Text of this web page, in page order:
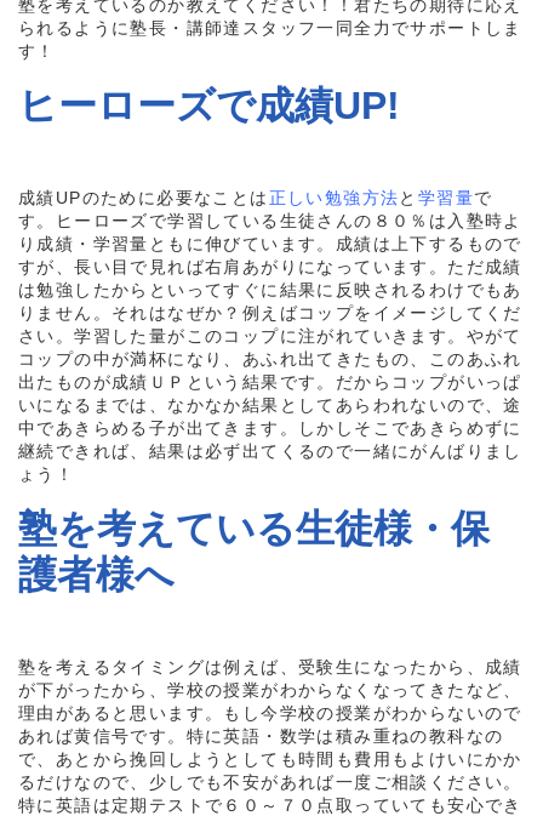
塾を考えているのか教えてください！！君たちの期待に応え
られるように塾長・講師達スタッフ一同全力でサポートしま
す！
ヒーローズで成績UP!
成績UPのために必要なことは正しい勉強方法と 学習量で
す。ヒーローズで学習している生徒さんの８０％は入塾時よ
り成績・学習量ともに伸びています。成績は上下するもので
すが、長い目で見れば右肩あがりになっています。ただ成績
は勉強したからといってすぐに結果に反映されるわけでもあ
りません。それはなぜか？例えばコップをイメージしてくだ
さい。学習した量がこのコップに注がれていきます。やがて
コップの中が満杯になり、あふれ出てきたもの、このあふれ
出たものが成績ＵＰという結果です。だからコップがいっぱ
いになるまでは、なかなか結果としてあらわれないので、途
中であきらめる子が出てきます。しかしそこであきらめずに
継続できれば、結果は必ず出てくるので一緒にがんばりまし
ょう！
塾を考えている生徒様・保
護者様へ
塾を考えるタイミングは例えば、受験生になったから、成績
が下がったから、学校の授業がわからなくなってきたなど、
理由があると思います。もし今学校の授業がわからないので
あれば黄信号です。特に英語・数学は積み重ねの教科なの
で、あとから挽回しようとしても時間も費用もよけいにかか
るだけなので、少しでも不安があれば一度ご相談ください。
特に英語は定期テストで６０～７０点取っていても安心でき